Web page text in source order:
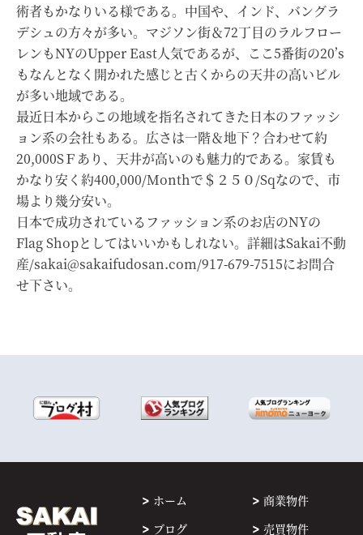
術者もかなりいる様である。中国や、インド、バングラ
デシュの方々が多い。マジソン街＆72丁目のラルフロー
レンもNYのUpper East人気であるが、ここ5番街の20’s
もなんとなく開かれた感じと古くからの天井の高いビル
が多い地域である。
最近日本からこの地域を指名されてきた日本のファッシ
ョン系の会社もある。広さは一階＆地下？合わせて約
20,000SＦあり、天井が高いのも魅力的である。家賃も
かなり安く約400,000/Monthで＄２５０/Sqなので、市
場より幾分安い。
日本で成功されているファッション系のお店のNYの
Flag Shopとしてはいいかもしれない。詳細はSakai不動
産/sakai@sakaifudosan.com/917-679-7515にお問合
せ下さい。
ホーム
ブログ
商業物件
売買物件